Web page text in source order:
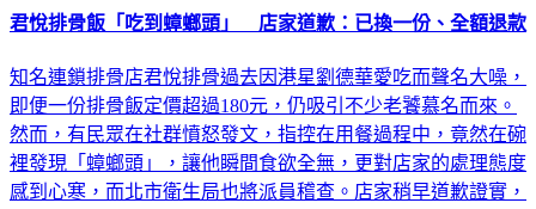
君悅排骨飯「吃到蟑螂頭」 店家道歉：已換一份、全額退款
知名連鎖排骨店君悅排骨過去因港星劉德華愛吃而聲名大噪，
即便一份排骨飯定價超過180元，仍吸引不少老饕慕名而來。
然而，有民眾在社群憤怒發文，指控在用餐過程中，竟然在碗
裡發現「蟑螂頭」，讓他瞬間食欲全無，更對店家的處理態度
感到心寒，而北市衛生局也將派員稽查。店家稍早道歉證實，